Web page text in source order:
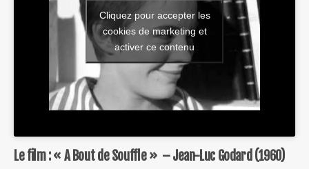
Cliquez pour accepter les
cookies de marketing et
activer ce contenu
Le film : « A Bout de Souffle » – Jean-Luc Godard (1960)